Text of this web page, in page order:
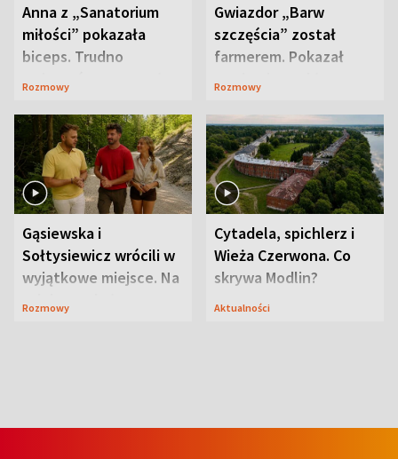
Anna z „Sanatorium
miłości” pokazała
biceps. Trudno
uwierzyć, co przeszła
Rozmowy
Gwiazdor „Barw
szczęścia” został
farmerem. Pokazał
swoje niezwykłe
Rozmowy
Gąsiewska i
Sołtysiewicz wrócili w
wyjątkowe miejsce. Na
szlaku czekał
Rozmowy
Cytadela, spichlerz i
Wieża Czerwona. Co
skrywa Modlin?
Aktualności